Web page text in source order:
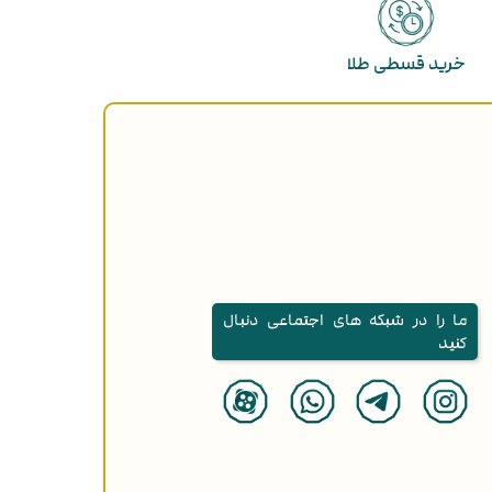
خرید قسطی طلا
ما را در شبکه های اجتماعی دنبال
کنید